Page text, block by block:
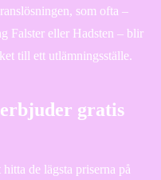
som ofta –
Falster eller Hadsten – blir
till ett utlämningsställe.
gratis
de lägsta priserna på